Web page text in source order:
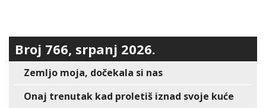
Broj 766, srpanj 2026.
Zemljo moja, dočekala si nas
Onaj trenutak kad proletiš iznad svoje kuće